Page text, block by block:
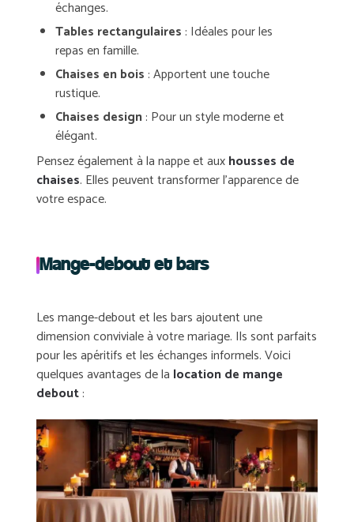
échanges.
Tables rectangulaires : Idéales pour les
repas en famille.
Chaises en bois : Apportent une touche
rustique.
Chaises design: Pour un style moderne et
élégant.
Pensez également à lanappeet auxhousses de
chaises. Elles peuvent transformer l’apparence de
votre espace.
Mange-debout et bars
Les mange-debout et les bars ajoutent une
dimensionconvivialeà votre mariage. Ils sont parfaits
pour les apéritifs et les échanges informels. Voici
quelques avantages de la location de mange
debout: